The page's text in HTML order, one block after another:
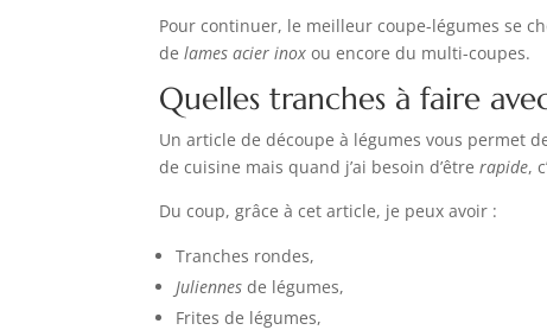
Pour continuer, le meilleur coupe-légumes se
delames acier inox ou encore du multi-coupes.
Quelles tranches à faire
Un article de découpe à légumes vous permet
de cuisine mais quand j’ai besoin d’êtrerapide,
Du coup, grâce à cet article, je peux avoir :
Tranches rondes,
Juliennes de légumes,
Frites de légumes,